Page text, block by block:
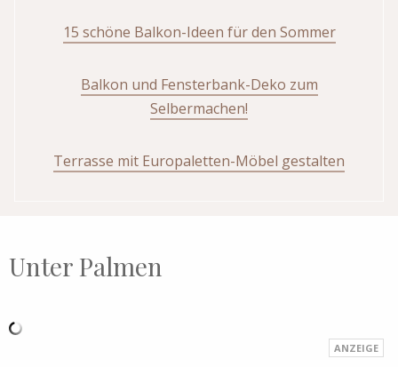
15 schöne Balkon-Ideen für den Sommer
Balkon und Fensterbank-Deko zum
Selbermachen!
Terrasse mit Europaletten-Möbel gestalten
Unter Palmen